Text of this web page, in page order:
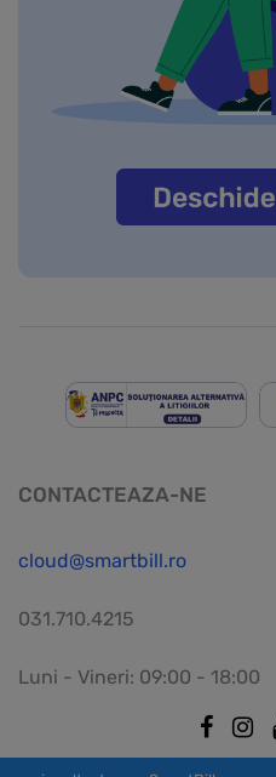
CONTACTEAZA-NE
cloud@smartbill.ro
031.710.4215
Luni - Vineri: 09:00 - 18:00